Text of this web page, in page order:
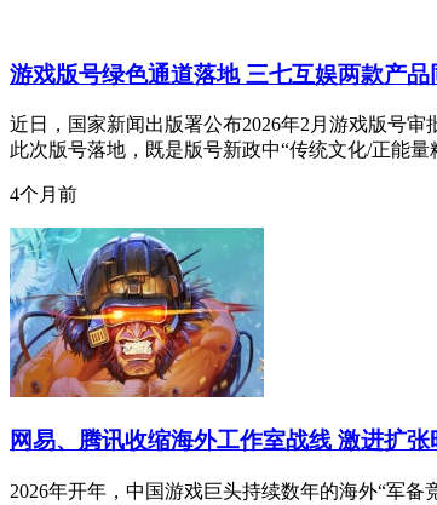
游戏版号绿色通道落地 三七互娱两款产品
近日，国家新闻出版署公布2026年2月游戏版号
此次版号落地，既是版号新政中“传统文化/正能量
4个月前
网易、腾讯收缩海外工作室战线 激进扩
2026年开年，中国游戏巨头持续数年的海外“军